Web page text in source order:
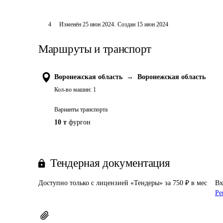
4 Изменён 25 июн 2024. Создан 15 июн 2024
Маршруты и транспорт
Воронежская область → Воронежская область
Кол-во машин: 1
Варианты транспорта
10 т фургон
Тендерная документация
Доступно только с лицензией «Тендеры» за 750 ₽ в мес